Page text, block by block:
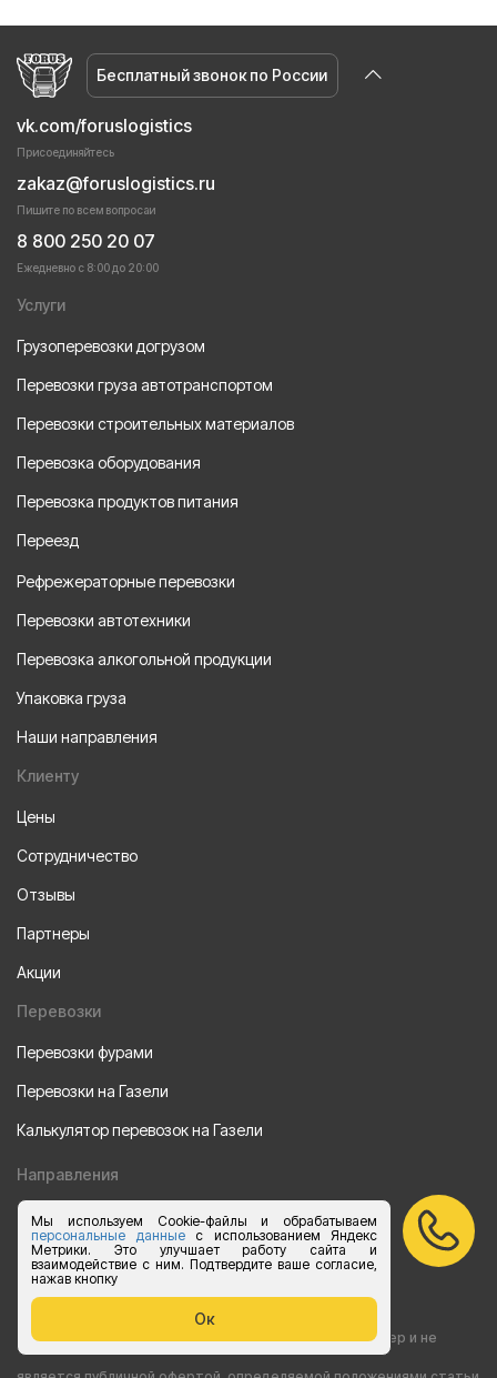
Мы используем Cookie-файлы и обрабатываем
персональные данныес использованием Яндекс
Метрики. Это улучшает работу сайта и
взаимодействие с ним. Подтвердите ваше согласие,
нажав кнопку
Ок
Бесплатный звонок по России
vk.com/foruslogistics
Присоединяйтесь
zakaz@foruslogistics.ru
Пишите по всем вопросаи
8 800 250 20 07
Ежедневно с 8:00 до 20:00
Услуги
Грузоперевозки догрузом
Перевозки груза автотранспортом
Перевозки строительных материалов
Перевозка оборудования
Перевозка продуктов питания
Переезд
Рефрежераторные перевозки
Перевозки автотехники
Перевозка алкогольной продукции
Упаковка груза
Наши направления
Клиенту
Цены
Сотрудничество
Отзывы
Партнеры
Акции
Перевозки
Перевозки фурами
Перевозки на Газели
Калькулятор перевозок на Газели
Направления
Из Санкт-Петербурга
Из Москвы
Все права защищены 2015-2026 г.
Информация на сайте носит ознакомительный характер и не